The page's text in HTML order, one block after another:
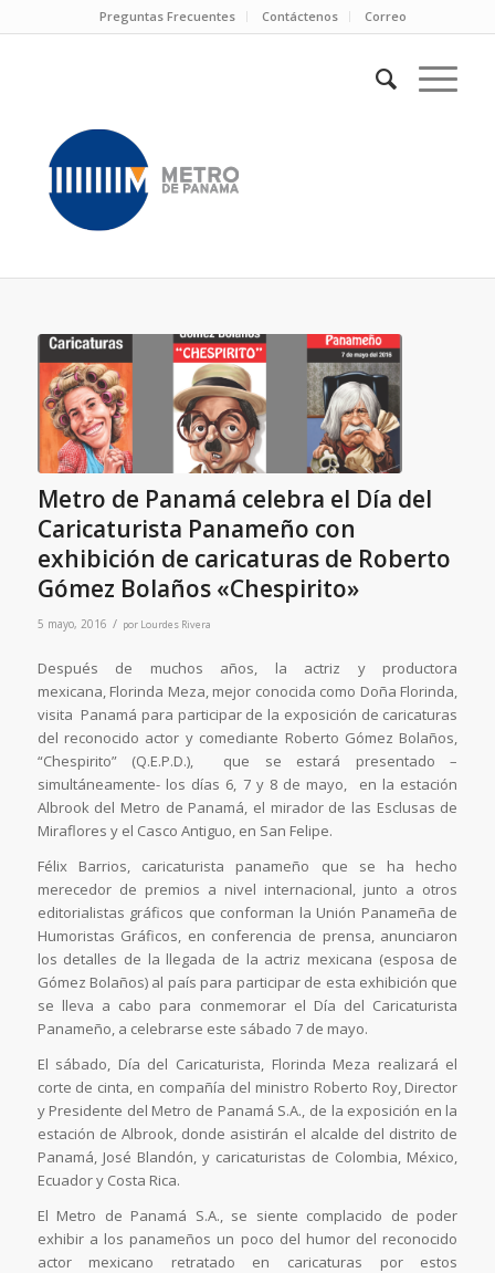
Preguntas Frecuentes Contáctenos Correo
Metro de Panamá celebra el Día del
Caricaturista Panameño con
exhibición de caricaturas de Roberto
Gómez Bolaños «Chespirito»
5 mayo, 2016 / por Lourdes Rivera
Después de muchos años, la actriz y productora
mexicana, Florinda Meza, mejor conocida como Doña Florinda,
visita Panamá para participar de la exposición de caricaturas
del reconocido actor y comediante Roberto Gómez Bolaños,
“Chespirito” (Q.E.P.D.), que se estará presentado –
simultáneamente- los días 6, 7 y 8 de mayo, en la estación
Albrook del Metro de Panamá, el mirador de las Esclusas de
Miraflores y el Casco Antiguo, en San Felipe.
Félix Barrios, caricaturista panameño que se ha hecho
merecedor de premios a nivel internacional, junto a otros
editorialistas gráficos que conforman la Unión Panameña de
Humoristas Gráficos, en conferencia de prensa, anunciaron
los detalles de la llegada de la actriz mexicana (esposa de
Gómez Bolaños) al país para participar de esta exhibición que
se lleva a cabo para conmemorar el Día del Caricaturista
Panameño, a celebrarse este sábado 7 de mayo.
El sábado, Día del Caricaturista, Florinda Meza realizará el
corte de cinta, en compañía del ministro Roberto Roy, Director
y Presidente del Metro de Panamá S.A., de la exposición en la
estación de Albrook, donde asistirán el alcalde del distrito de
Panamá, José Blandón, y caricaturistas de Colombia, México,
Ecuador y Costa Rica.
El Metro de Panamá S.A., se siente complacido de poder
exhibir a los panameños un poco del humor del reconocido
actor mexicano retratado en caricaturas por estos